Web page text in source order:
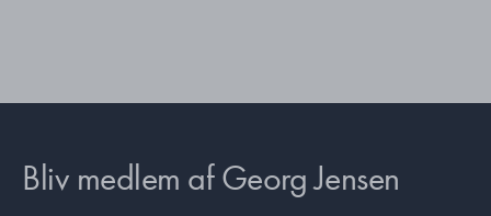
Bliv medlem af Georg Jensen